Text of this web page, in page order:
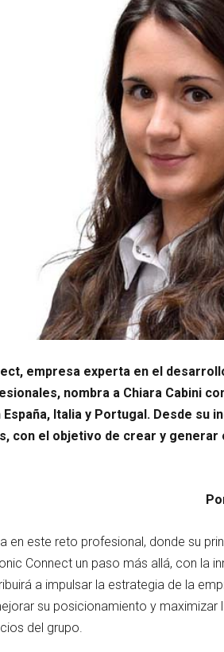
empresa experta en el
nombra a Chiara Cabini
España, Italia y Portugal. Desde
con el objetivo de crear y
en este reto profesional, donde su
Connect un paso más allá, con la
a impulsar la estrategia de la
su posicionamiento y maximizar
del grupo.